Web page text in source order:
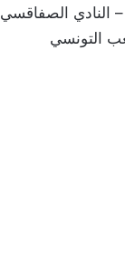
النادي الصفاقسي
التونسي